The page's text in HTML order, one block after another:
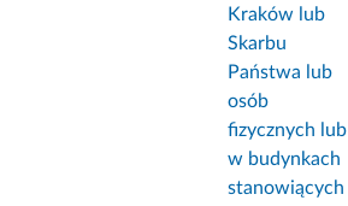
Kraków lub
Skarbu
Państwa lub
osób
fizycznych lub
w budynkach
stanowiących